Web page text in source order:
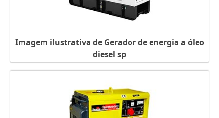
Imagem ilustrativa de Gerador de energia a óleo
diesel sp